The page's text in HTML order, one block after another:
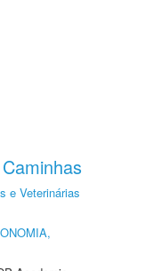
e Veterinárias